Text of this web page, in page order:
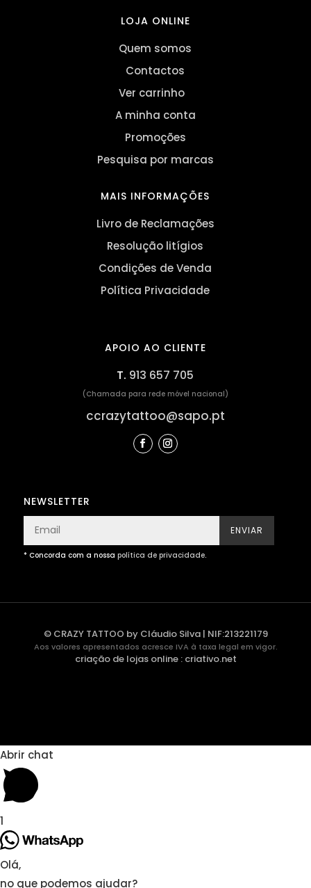
LOJA ONLINE
Quem somos
Contactos
Ver carrinho
A minha conta
Promoções
Pesquisa por marcas
MAIS INFORMAÇÕES
Livro de Reclamações
Resolução litígios
Condições de Venda
Política Privacidade
APOIO AO CLIENTE
T. 913 657 705
(Chamada para rede móvel nacional)
ccrazytattoo@sapo.pt
NEWSLETTER
ENVIAR
* Concorda com a nossa política de privacidade.
© CRAZY TATTOO by Cláudio Silva | NIF:213221179
Aos valores apresentados acresce IVA à taxa legal em vigor.
criação de lojas online: criativo.net
Abrir chat
1
Olá,
no que podemos ajudar?